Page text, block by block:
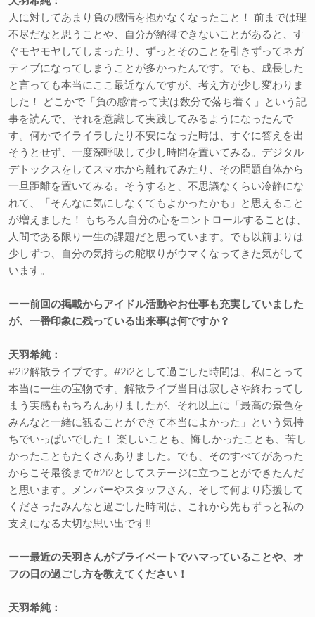
人に対してあまり負の感情を抱かなくなったこと！ 前までは理
不尽だなと思うことや、自分が納得できないことがあると、す
ぐモヤモヤしてしまったり、ずっとそのことを引きずってネガ
ティブになってしまうことが多かったんです。でも、成長した
と言っても本当にここ最近なんですが、考え方が少し変わりま
した！ どこかで「負の感情って実は数分で落ち着く」という記
事を読んで、それを意識して実践してみるようになったんで
す。何かでイライラしたり不安になった時は、すぐに答えを出
そうとせず、一度深呼吸して少し時間を置いてみる。デジタル
デトックスをしてスマホから離れてみたり、その問題自体から
一旦距離を置いてみる。そうすると、不思議なくらい冷静にな
れて、「そんなに気にしなくてもよかったかも」と思えること
が増えました！ もちろん自分の心をコントロールすることは、
人間である限り一生の課題だと思っています。でも以前よりは
少しずつ、自分の気持ちの舵取りがウマくなってきた気がして
います。
ーー前回の掲載からアイドル活動やお仕事も充実していました
が、一番印象に残っている出来事は何ですか？
天羽希純：
#2i2解散ライブです。#2i2として過ごした時間は、私にとって
本当に一生の宝物です。解散ライブ当日は寂しさや終わってし
まう実感ももちろんありましたが、それ以上に「最高の景色を
みんなと一緒に観ることができて本当によかった」という気持
ちでいっぱいでした！ 楽しいことも、悔しかったことも、苦し
かったこともたくさんありました。でも、そのすべてがあった
からこそ最後まで#2i2としてステージに立つことができたんだ
と思います。メンバーやスタッフさん、そして何より応援して
くださったみんなと過ごした時間は、これから先もずっと私の
支えになる大切な思い出です!!
ーー最近の天羽さんがプライベートでハマっていることや、オ
フの日の過ごし方を教えてください！
天羽希純：